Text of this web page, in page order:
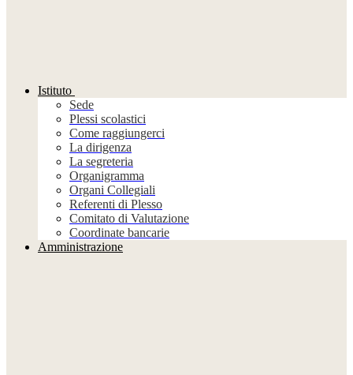
Istituto
Sede
Plessi scolastici
Come raggiungerci
La dirigenza
La segreteria
Organigramma
Organi Collegiali
Referenti di Plesso
Comitato di Valutazione
Coordinate bancarie
Amministrazione